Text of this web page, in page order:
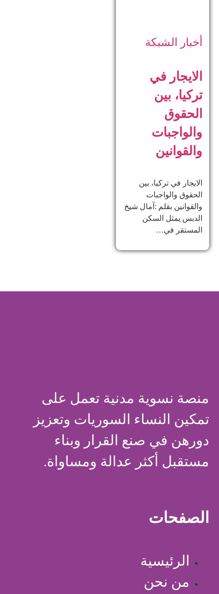
أخبار الشبكة
الايجار في
تركيا، بين
الحقوق
والواجبات
والقوانين
الايجار في تركيا، بين
الحقوق والواجبات
والقوانين بقلم :آمال شيخ
الدبس يمثل السكن
المستقر في…
منصة نسوية مدنية تعمل على
تمكين النساء السوريات وتعزيز
دورهن في صنع القرار وبناء
مستقبل أكثر عدالة ومساواة.
الصفحات
الرئيسية
من نحن